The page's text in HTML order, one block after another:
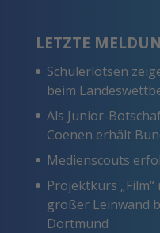
LETZTE
Schülerlotsen
beim
Als Junior-
Coenen erhält
Medienscouts
Projektkurs
großer Leinwand
Dortmund